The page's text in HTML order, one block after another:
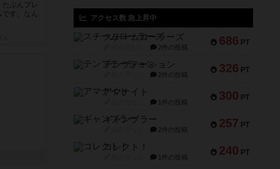
ぶんプレ
です。なん
アクセス数 急上昇中
686 PT
スチームローラーズ
2件の投稿
326 PT
テンプテーション
2件の投稿
300 PT
アマナイト
1件の投稿
257 PT
ギャンブラー
2件の投稿
240 PT
コレクト！
1件の投稿